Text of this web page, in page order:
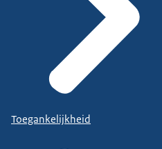
Toegankelijkheid